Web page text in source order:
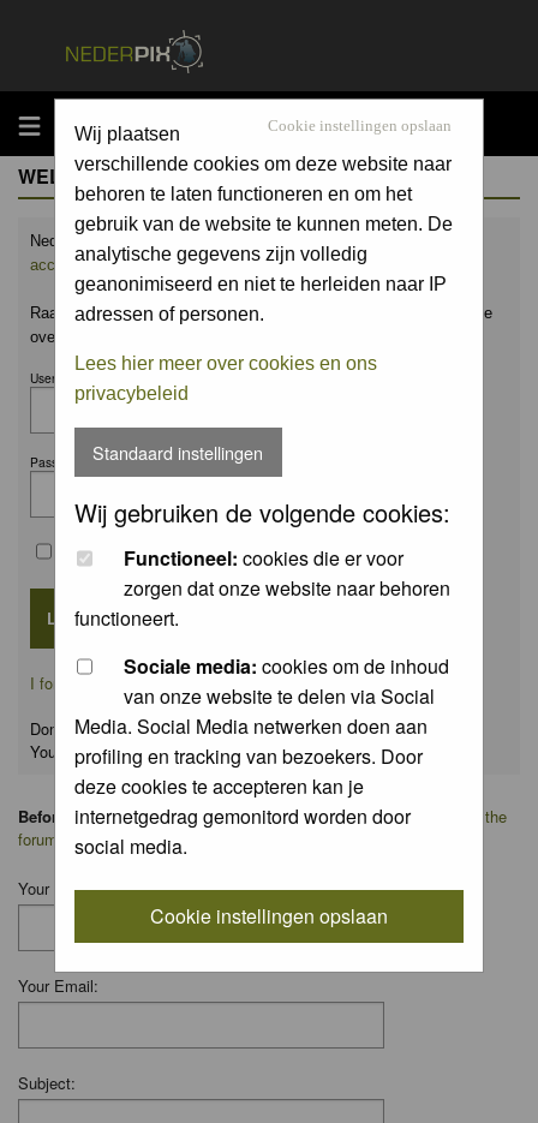
MENU Cookie instellingen opslaan
Wij plaatsen
verschillende cookies om deze website naar
behoren te laten functioneren en om het
gebruik van de website te kunnen meten. De
analytische gegevens zijn volledig
geanonimiseerd en niet te herleiden naar IP
adressen of personen.
Lees hier meer over cookies en ons
privacybeleid
Standaard instellingen
Wij gebruiken de volgende cookies:
Functioneel: cookies die er voor
zorgen dat onze website naar behoren
functioneert.
Sociale media: cookies om de inhoud
van onze website te delen via Social
Media. Social Media netwerken doen aan
profiling en tracking van bezoekers. Door
deze cookies te accepteren kan je
internetgedrag gemonitord worden door
social media.
Cookie instellingen opslaan
WELCOME GUEST
Nederpix.nl is hét platform voor de natuurfotograaf.
account aanen upload ook jouw mooiste foto's.
Raak geïnspireerd door het werk van anderen en leer en praat mee
over alles wat bij natuurfotografie komt kijken!
Username:
Password:
Remember me
I forgot my password
Don't have an account yet?
You canregisterfor FREE
Before you ask your question:pleaseread the FAQor search on the
forum
first.
Your Name:
Your Email:
Subject: